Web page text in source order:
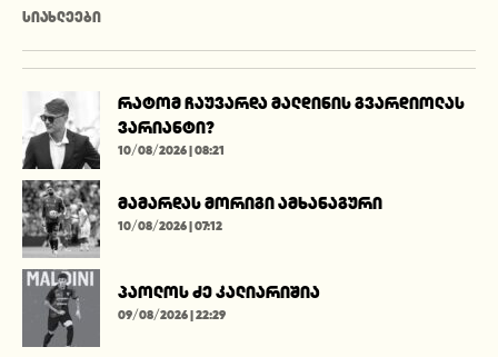
ᲡᲘᲐᲮᲚᲔᲔᲑᲘ
რატომ ჩაუვარდა მალდინის გვარდიოლას
ვარიანტი?
10/08/2026 | 08:21
მამარდას მორიგი ამხანაგური
10/08/2026 | 07:12
პაოლოს ძე კალიარიშია
09/08/2026 | 22:29